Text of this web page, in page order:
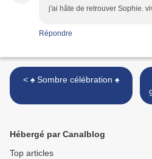
j'ai hâte de retrouver Sophie.
Répondre
< ♠ Sombre célébration ♠
Hébergé par Canalblog
Top articles